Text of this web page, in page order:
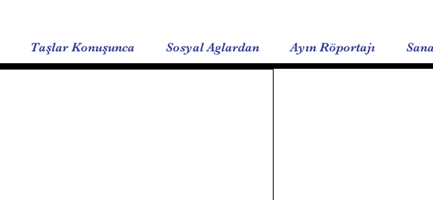
Taşlar Konuşunca Sosyal Aglardan Ayın Röportajı